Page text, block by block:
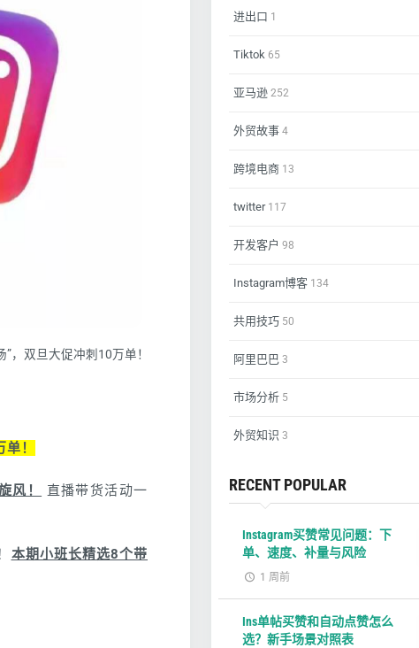
，双旦大促冲刺10万单！
！
风！
直播带货活动一
本期小班长精选8个带
进出口 1
Tiktok 65
亚马逊 252
外贸故事 4
跨境电商 13
twitter117
开发客户 98
Instagram博客 134
共用技巧 50
阿里巴巴 3
市场分析 5
外贸知识 3
RECENT POPULAR
Instagram买赞常见问题：下
单、速度、补量与风险
1 周前
Ins单帖买赞和自动点赞怎么
选？新手场景对照表